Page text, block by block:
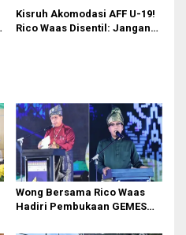
2025
Kisruh Akomodasi AFF U-19!
Rico Waas Disentil: Jangan
Wong Bersama Rico Waas
Hadiri Pembukaan GEMES